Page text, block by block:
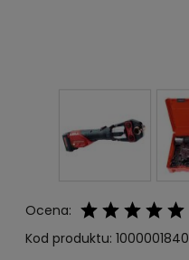
Ocena:
Kod produktu: 1000001840